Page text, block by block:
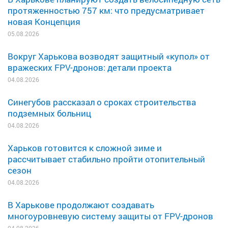
протяженностью 757 км: что предусматривает
новая Концепция
05.08.2026
Вокруг Харькова возводят защитный «купол» от
вражеских FPV-дронов: детали проекта
04.08.2026
Синегубов рассказал о сроках строительства
подземных больниц
04.08.2026
Харьков готовится к сложной зиме и
рассчитывает стабильно пройти отопительный
сезон
04.08.2026
В Харькове продолжают создавать
многоуровневую систему защиты от FPV-дронов